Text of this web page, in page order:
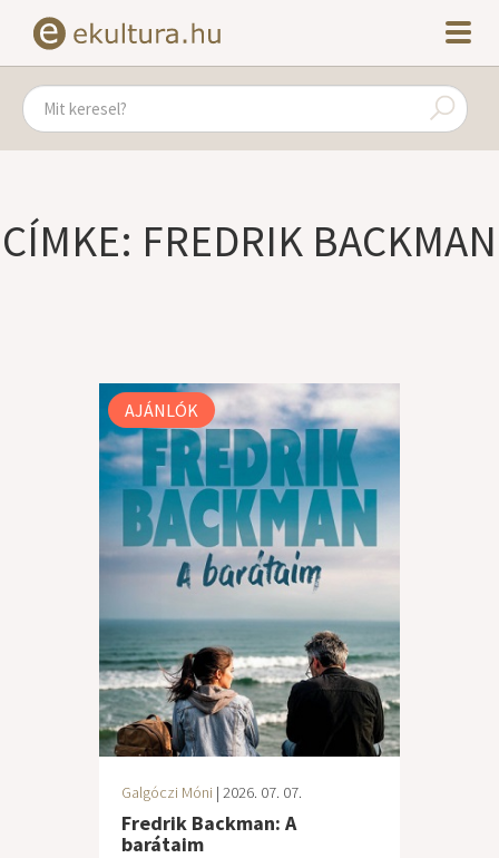
CÍMKE: FREDRIK BACKMAN
AJÁNLÓK
Galgóczi Móni | 2026. 07. 07.
Fredrik Backman: A
barátaim